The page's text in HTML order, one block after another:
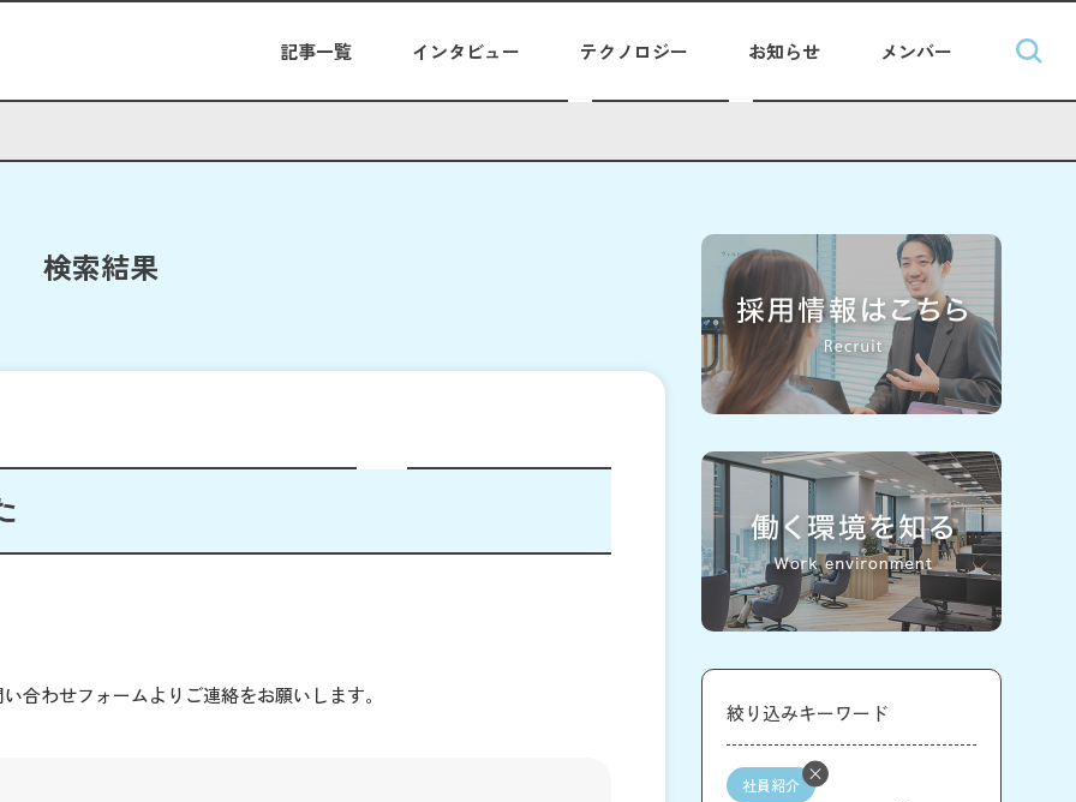
記事一覧 インタビュー テクノロジー お知らせ メンバー
検索結果
合わせフォームよりご連絡をお願いします。
絞り込みキーワード
社員紹介